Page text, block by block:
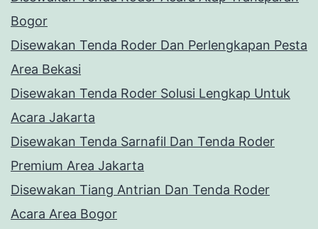
Bogor
Disewakan Tenda Roder Dan Perlengkapan Pesta
Area Bekasi
Disewakan Tenda Roder Solusi Lengkap Untuk
Acara Jakarta
Disewakan Tenda Sarnafil Dan Tenda Roder
Premium Area Jakarta
Disewakan Tiang Antrian Dan Tenda Roder
Acara Area Bogor